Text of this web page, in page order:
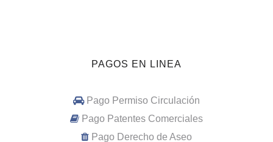
PAGOS EN LINEA
Pago Permiso Circulación
Pago Patentes Comerciales
Pago Derecho de Aseo